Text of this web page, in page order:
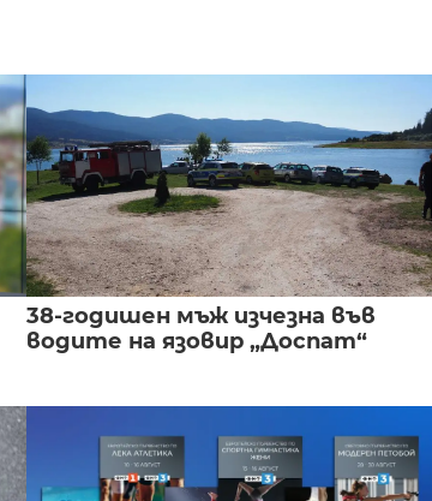
38-годишен мъж изчезна във
водите на язовир „Доспат“